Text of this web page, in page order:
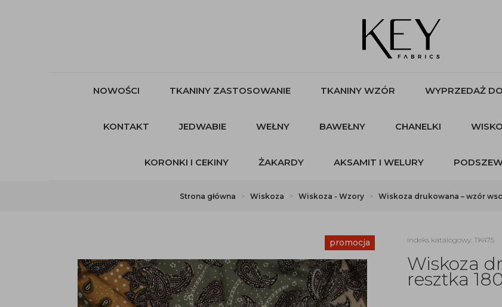
NOWOŚCI TKANINY ZASTOSOWANIE TKANINY WZÓR WYPRZEDAŻ
KONTAKT JEDWABIE WEŁNY BAWEŁNY CHANELKI
KORONKI I CEKINY ŻAKARDY AKSAMIT I WELURY
Strona główna Wiskoza Wiskoza - Wzory Wiskoza drukowana – wzór
promocja indeks katalogowy: TK475
Wiskoza
resztka